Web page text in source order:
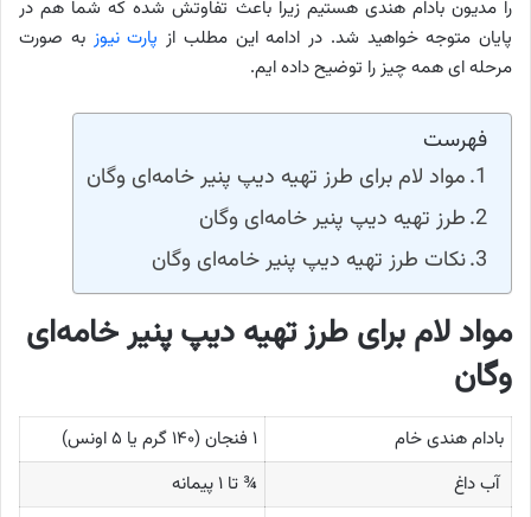
را مدیون بادام هندی هستیم زیرا باعث تفاوتش شده که شما هم در
پایان متوجه خواهید شد. در ادامه این مطلب از پارت نیوز به صورت
مرحله ای همه چیز را توضیح داده ایم.
فهرست
مواد لام برای طرز تهیه دیپ پنیر خامه‌ای وگان
طرز تهیه دیپ پنیر خامه‌ای وگان
نکات طرز تهیه دیپ پنیر خامه‌ای وگان
مواد لام برای طرز تهیه دیپ پنیر خامه‌ای
وگان
بادام هندی خام
۱ فنجان (۱۴۰ گرم یا ۵ اونس)
آب داغ
¾ تا ۱ پیمانه